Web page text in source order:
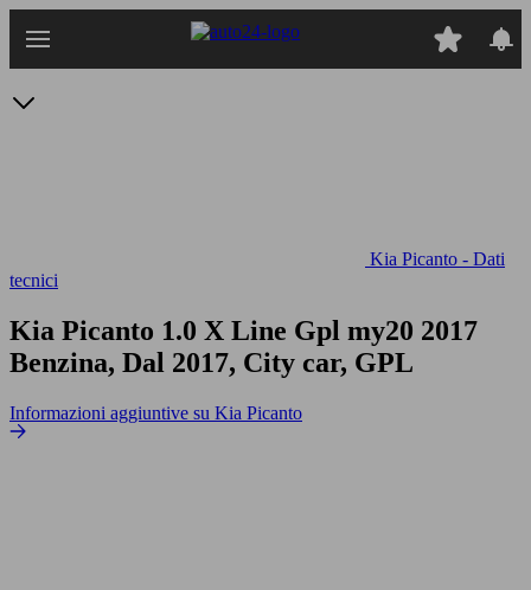
Kia Picanto - Dati
tecnici
Kia Picanto 1.0 X Line Gpl my20 2017
Benzina, Dal 2017, City car, GPL
Informazioni aggiuntive su Kia Picanto